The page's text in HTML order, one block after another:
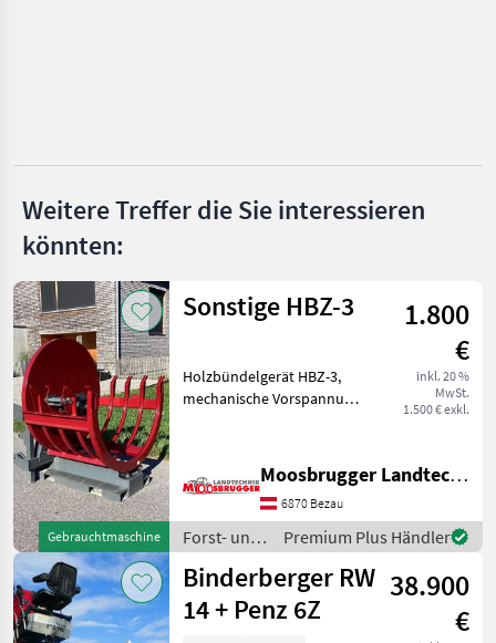
Alle 8
anzeigen
MARKTPLATZ
Marktplatz Händlerangebote
Weitere Treffer die Sie interessieren
könnten:
Gebrauchtmaschine
Sonstige HBZ-3
1.800
€
inkl. 20 %
MwSt.
1.500 € exkl.
Holzbündelgerät HBZ-3,
mechanische Vorspannung,
Stapleraufnahme,
Euroaufnahme,
Gesamtgewicht 330kg.
Vollgendes Zubehör ist
Moosbrugger Landtechnik GmbH
6870 Bezau
Forst- und
Holztechnik
/ Sonstige
Premium Plus Händler
Binderberger RW
14 + Penz 6Z
38.900
€